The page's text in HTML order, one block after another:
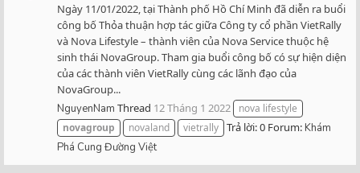
Ngày 11/01/2022, tại Thành phố Hồ Chí Minh đã diễn ra buổi
công bố Thỏa thuận hợp tác giữa Công ty cổ phần VietRally
và Nova Lifestyle – thành viên của Nova Service thuộc hệ
sinh thái NovaGroup. Tham gia buổi công bố có sự hiện diện
của các thành viên VietRally cùng các lãnh đạo của
NovaGroup...
NguyenNam Thread 12 Tháng 1 2022
nova lifestyle
novagroup
novaland vietrally Trả lời: 0 Forum:Khám
Phá Cung Đường Việt